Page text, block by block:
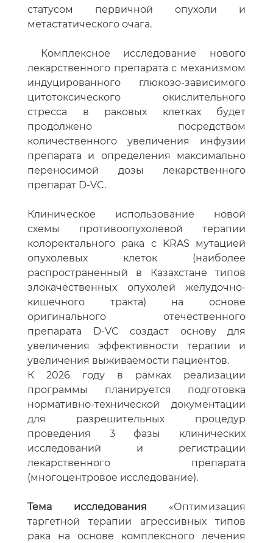
статусом первичной опухоли и
метастатического очага.
Комплексное исследование нового
лекарственного препарата с механизмом
индуцированного глюкозо-зависимого
цитотоксического окислительного
стресса в раковых клетках будет
продолжено посредством
количественного увеличения инфузии
препарата и определения максимально
переносимой дозы лекарственного
препарат D-VC.
Клиническое использование новой
схемы противоопухолевой терапии
колоректального рака с KRAS мутацией
опухолевых клеток (наиболее
распространенный в Казахстане типов
злокачественных опухолей желудочно-
кишечного тракта) на основе
оригинального отечественного
препарата D-VC создаст основу для
увеличения эффективности терапии и
увеличения выживаемости пациентов.
К 2026 году в рамках реализации
программы планируется подготовка
нормативно-технической документации
для разрешительных процедур
проведения 3 фазы клинических
исследований и регистрации
лекарственного препарата
(многоцентровое исследование).
Тема исследования «Оптимизация
таргетной терапии агрессивных типов
рака на основе комплексного лечения